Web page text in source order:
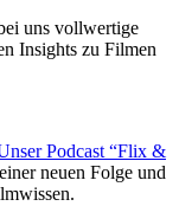
uns vollwertige
Insights zu Filmen
Podcast “Flix &
neuen Folge und